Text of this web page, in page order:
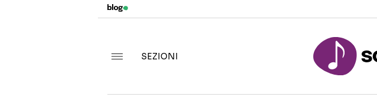
SEZIONI